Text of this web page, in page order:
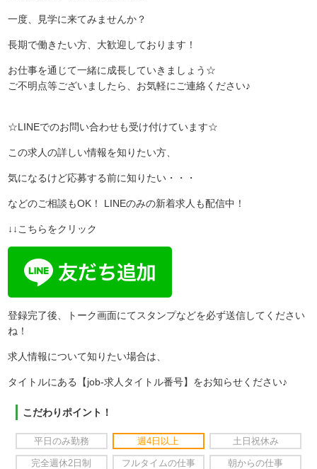
一度、見学に来てみませんか？
長期で働きたい方、大歓迎しております！
お仕事を通じて一緒に成長していきましょう☆
ご不明点等ございましたら、お気軽にご連絡ください♪
☆LINEでのお問い合わせも受け付けています☆
この求人の詳しい情報を知りたい方、
気になるけど応募する前に知りたい・・・
などのご相談もOK！ LINEのみの新着求人も配信中！
↓↓こちらをクリック
登録完了後、トーク画面にてスタンプなどを必ず送信してください
ね！
求人情報について知りたい場合は、
タイトルにある【job-求人タイトル番号】をお知らせください♪
こだわりポイント！
平日のみ勤務 週4日以上 土日祝休み
完全週休2日制 フルタイムの仕事 朝からの仕事